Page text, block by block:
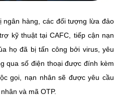
ngân hàng, các đối tượng lừa đảo
kỹ thuật tại CAFC, tiếp cận nạn
họ đã bị tấn công bởi virus, yêu
qua số điện thoại được đính kèm
gọi, nạn nhân sẽ được yêu cầu
và mã OTP.